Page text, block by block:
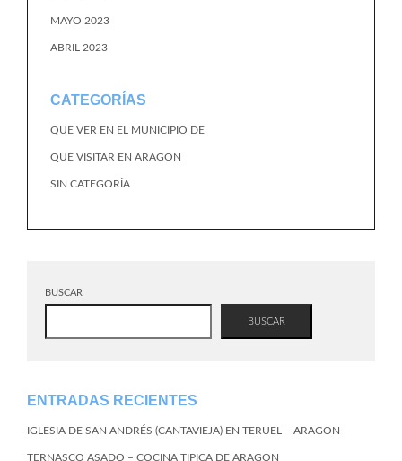
MAYO 2023
ABRIL 2023
CATEGORÍAS
QUE VER EN EL MUNICIPIO DE
QUE VISITAR EN ARAGON
SIN CATEGORÍA
BUSCAR
BUSCAR
ENTRADAS RECIENTES
IGLESIA DE SAN ANDRÉS (CANTAVIEJA) EN TERUEL – ARAGON
TERNASCO ASADO – COCINA TIPICA DE ARAGON